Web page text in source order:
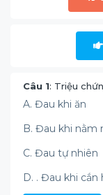
Câu 1: Triệu
A. Đau khi ăn
B. Đau khi nằm
C. Đau tự nhiên
D. . Đau khi cắn